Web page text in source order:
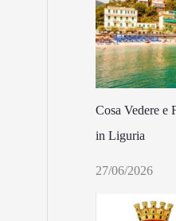
Cosa Vedere e
in Liguria
27/06/2026